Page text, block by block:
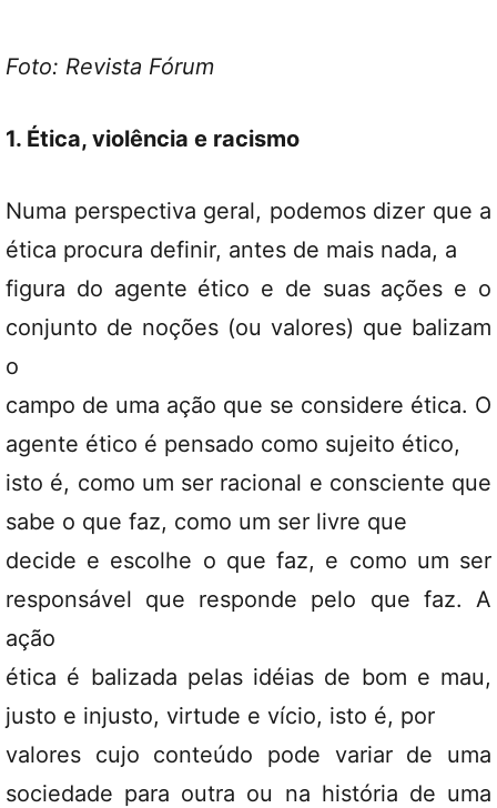
Foto: Revista Fórum
1. Ética, violência e racismo
Numa perspectiva geral, podemos dizer que a
ética procura definir, antes de mais nada, a
figura do agente ético e de suas ações e o
conjunto de noções (ou valores) que balizam
o
campo de uma ação que se considere ética. O
agente ético é pensado como sujeito ético,
isto é, como um ser racional e consciente que
sabe o que faz, como um ser livre que
decide e escolhe o que faz, e como um ser
responsável que responde pelo que faz. A
ação
ética é balizada pelas idéias de bom e mau,
justo e injusto, virtude e vício, isto é, por
valores cujo conteúdo pode variar de uma
sociedade para outra ou na história de uma